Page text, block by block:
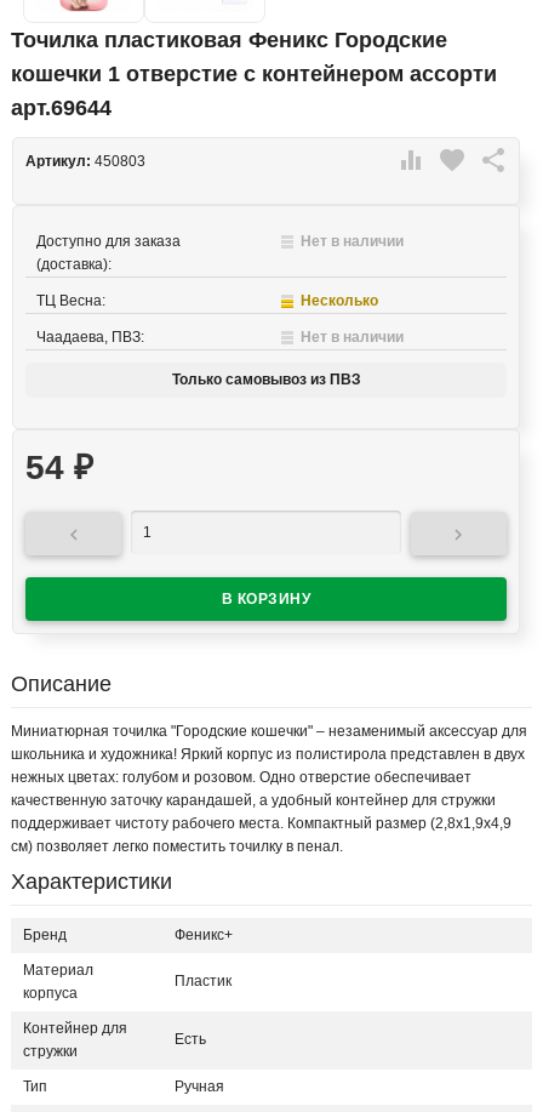
Точилка пластиковая Феникс Городские
кошечки 1 отверстие с контейнером ассорти
арт.69644
 favorite 
Артикул: 450803
Доступно для заказа
(доставка):
Нет в наличии
ТЦ Весна: Несколько
Чаадаева, ПВЗ: Нет в наличии
Только самовывоз из ПВЗ
54 ₽
 
Описание
Миниатюрная точилка "Городские кошечки" – незаменимый аксессуар для
школьника и художника! Яркий корпус из полистирола представлен в двух
нежных цветах: голубом и розовом. Одно отверстие обеспечивает
качественную заточку карандашей, а удобный контейнер для стружки
поддерживает чистоту рабочего места. Компактный размер (2,8х1,9х4,9
см) позволяет легко поместить точилку в пенал.
Характеристики
Бренд Феникс+
Материал
корпуса
Пластик
Контейнер для
стружки
Есть
Тип Ручная